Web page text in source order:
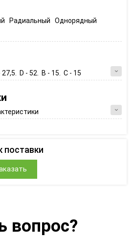
Радиальный Однорядный
D - 52. B - 15. C - 15
поставки
вопрос?